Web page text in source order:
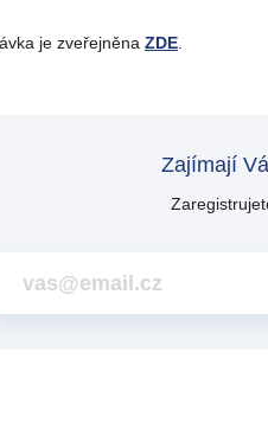
je zveřejněna ZDE
Zajímají